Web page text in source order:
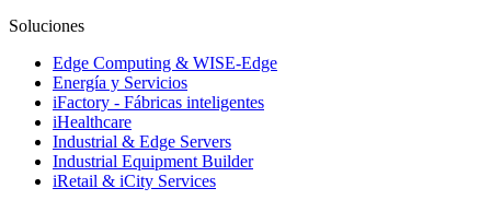
Soluciones
Edge Computing & WISE-Edge
Energía y Servicios
iFactory - Fábricas inteligentes
iHealthcare
Industrial & Edge Servers
Industrial Equipment Builder
iRetail & iCity Services